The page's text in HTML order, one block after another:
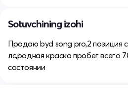
Sotuvchining izohi
Продаю byd song pro,2 позиция
лс,родная краска пробег всего
состоянии